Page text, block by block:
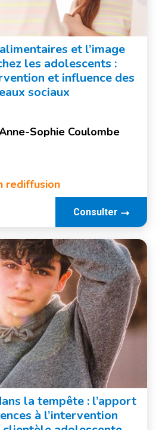
et l’image
les adolescents :
et influence des
sociaux
Sophie Coulombe
rediffusion
Consulter
la tempête :​ l’apport
à l’intervention